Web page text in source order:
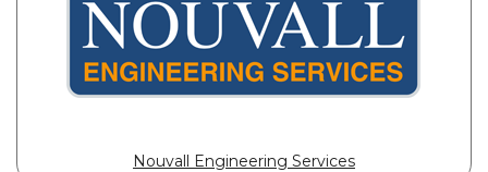
Nouvall Engineering Services